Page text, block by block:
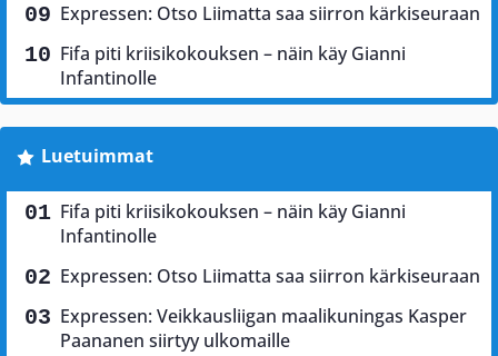
Expressen: Otso Liimatta saa siirron kärkiseuraan
Fifa piti kriisikokouksen – näin käy Gianni
Infantinolle
Luetuimmat
Fifa piti kriisikokouksen – näin käy Gianni
Infantinolle
Expressen: Otso Liimatta saa siirron kärkiseuraan
Expressen: Veikkausliigan maalikuningas Kasper
Paananen siirtyy ulkomaille